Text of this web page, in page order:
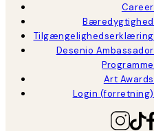
Career
Bæredygtighed
Tilgængelighedserklæring
Desenio Ambassador
Programme
Art Awards
Login (forretning)